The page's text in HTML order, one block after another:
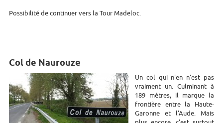
Possibilité de continuer vers la Tour Madeloc.
Col de Naurouze
Un col qui n'en n'est pas
vraiment un. Culminant à
189 mètres, il marque la
frontière entre la Haute-
Garonne et l'Aude. Mais